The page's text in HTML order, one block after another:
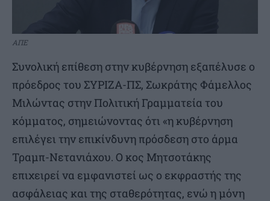
ΑΠΕ
Συνολική επίθεση στην κυβέρνηση εξαπέλυσε ο
πρόεδρος του ΣΥΡΙΖΑ-ΠΣ, Σωκράτης Φάμελλος
Μιλώντας στην Πολιτική Γραμματεία του
κόμματος, σημειώνοντας ότι «η κυβέρνηση
επιλέγει την επικίνδυνη πρόσδεση στο άρμα
Τραμπ-Νετανιάχου. Ο κος Μητσοτάκης
επιχειρεί να εμφανιστεί ως ο εκφραστής της
ασφάλειας και της σταθερότητας, ενώ η μόνη